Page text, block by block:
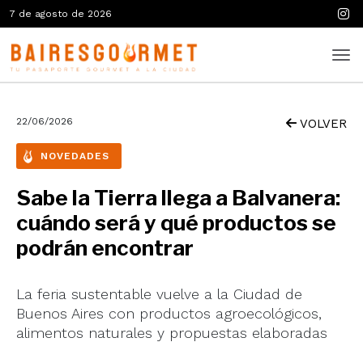
7 de agosto de 2026
22/06/2026 VOLVER
NOVEDADES
Sabe la Tierra llega a Balvanera:
cuándo será y qué productos se
podrán encontrar
La feria sustentable vuelve a la Ciudad de
Buenos Aires con productos agroecológicos,
alimentos naturales y propuestas elaboradas